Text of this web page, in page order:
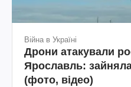
Війна в Україні
Дрони атакували
Ярославль:
(фото, відео)